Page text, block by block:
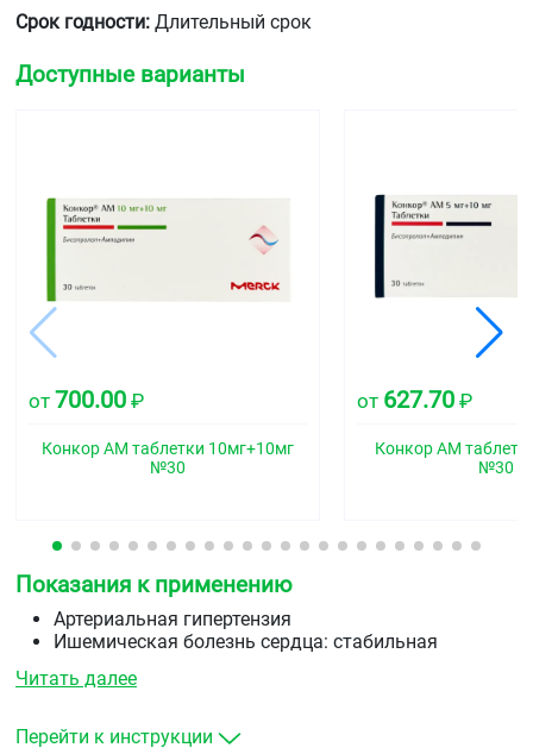
Срок годности: Длительный срок
Доступные варианты
от 700.00 ₽
Конкор АМ таблетки 10мг+10мг
№30
от 627.70 ₽
Конкор АМ
№30
Показания к применению
Артериальная гипертензия
Ишемическая болезнь сердца: стабильная
Хроническая сердечная недостаточность.
Читать далее
Перейти к инструкции